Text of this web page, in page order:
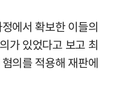
에서 확보한 이들의
가 있었다고 보고 최
의를 적용해 재판에